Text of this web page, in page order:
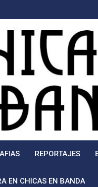
REPORTAJES
EN CHICAS EN BANDA